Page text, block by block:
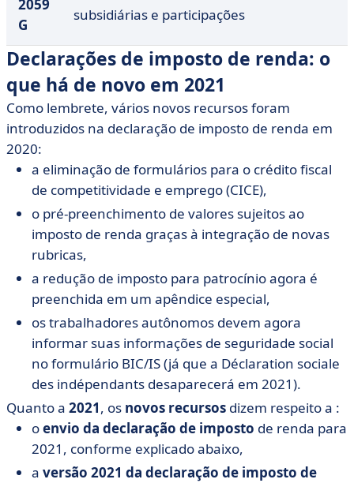
2059
G
subsidiárias e participações
Declarações de imposto de renda: o
que há de novo em 2021
Como lembrete, vários novos recursos foram
introduzidos na declaração de imposto de renda em
2020:
a eliminação de formulários para o crédito fiscal
de competitividade e emprego (CICE),
o pré-preenchimento de valores sujeitos ao
imposto de renda graças à integração de novas
rubricas,
a redução de imposto para patrocínio agora é
preenchida em um apêndice especial,
os trabalhadores autônomos devem agora
informar suas informações de seguridade social
no formulário BIC/IS (já que a Déclaration sociale
des indépendants desaparecerá em 2021).
Quanto a 2021, os novos recursos dizem respeito a :
oenvio da declaração de imposto de renda para
2021, conforme explicado abaixo,
a versão 2021 da declaração de imposto de